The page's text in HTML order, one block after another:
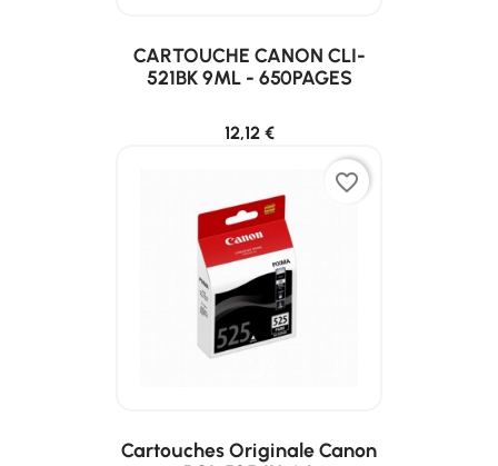
CARTOUCHE CANON CLI-
521BK 9ML - 650PAGES
12,12 €
favorite_border
Cartouches Originale Canon